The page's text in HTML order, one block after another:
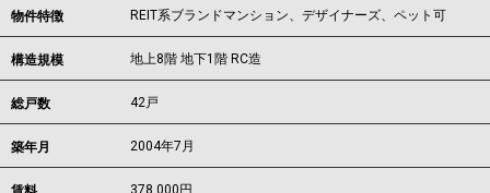
物件特徴 REIT系ブランドマンション、デザイナーズ、ペット可
構造規模 地上8階 地下1階 RC造
総戸数 42戸
築年月 2004年7月